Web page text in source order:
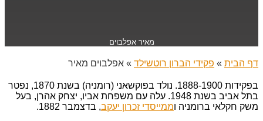
מאיר אפלבוים
דף הבית » פקידי הברון רוטשילד » אפלבוים מאיר
בפקידות 1888-1900. נולד בפוקשאני (רומניה) בשנת 1870, נפטר
בתל אביב בשנת 1948. עלה עם משפחת אביו, יצחק אהרן, בעל
משק חקלאי ברומניה וממייסדי זכרון יעקב, בדצמבר 1882.